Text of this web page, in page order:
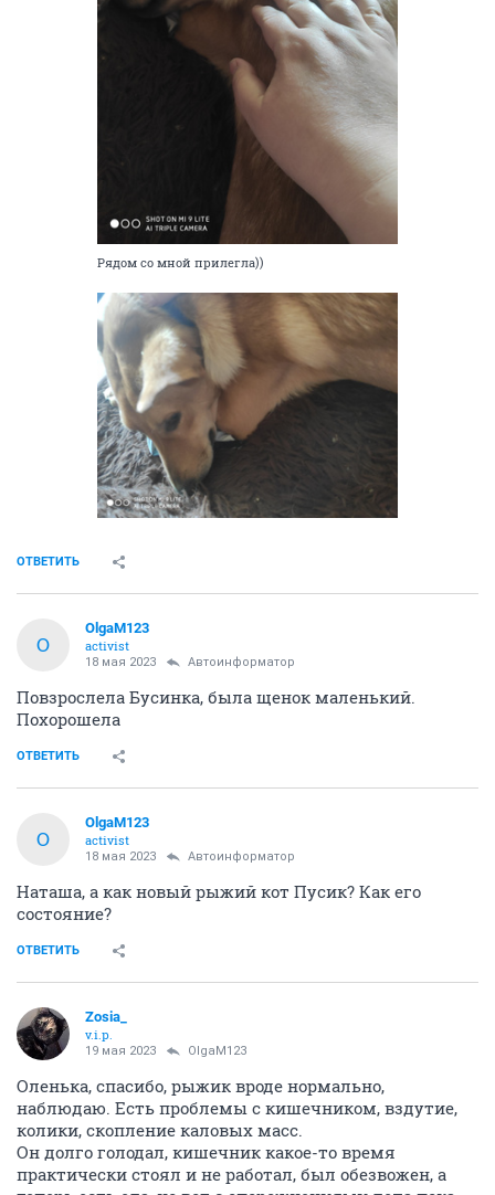
Рядом со мной прилегла))
ОТВЕТИТЬ
O
OlgaM123
activist
18 мая 2023 Автоинформатор
Повзрослела Бусинка, была щенок маленький.
Похорошела
ОТВЕТИТЬ
O
OlgaM123
activist
18 мая 2023 Автоинформатор
Наташа, а как новый рыжий кот Пусик? Как его
состояние?
ОТВЕТИТЬ
Zosia_
v.i.p.
19 мая 2023 OlgaM123
Оленька, спасибо, рыжик вроде нормально,
наблюдаю. Есть проблемы с кишечником, вздутие,
колики, скопление каловых масс.
Он долго голодал, кишечник какое-то время
практически стоял и не работал, был обезвожен, а